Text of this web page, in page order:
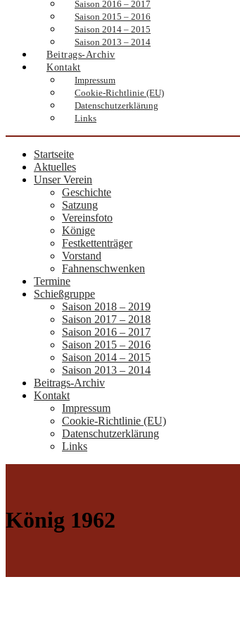
Saison 2016 – 2017
Saison 2015 – 2016
Saison 2014 – 2015
Saison 2013 – 2014
Beitrags-Archiv
Kontakt
Impressum
Cookie-Richtlinie (EU)
Datenschutzerklärung
Links
Startseite
Aktuelles
Unser Verein
Geschichte
Satzung
Vereinsfoto
Könige
Festkettenträger
Vorstand
Fahnenschwenken
Termine
Schießgruppe
Saison 2018 – 2019
Saison 2017 – 2018
Saison 2016 – 2017
Saison 2015 – 2016
Saison 2014 – 2015
Saison 2013 – 2014
Beitrags-Archiv
Kontakt
Impressum
Cookie-Richtlinie (EU)
Datenschutzerklärung
Links
König 1962